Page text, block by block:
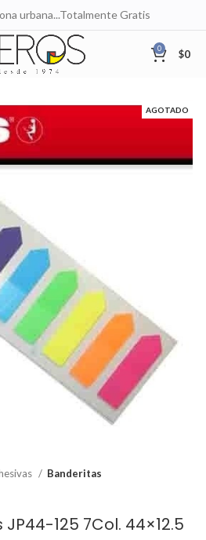
urbana...Totalmente Gratis
0 $0
AGOTADO
Banderitas
125 7Col. 44×12.5